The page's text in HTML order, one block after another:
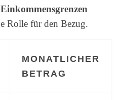
Einkommensgrenzen
Rolle für den Bezug.
MONATLICHER
BETRAG